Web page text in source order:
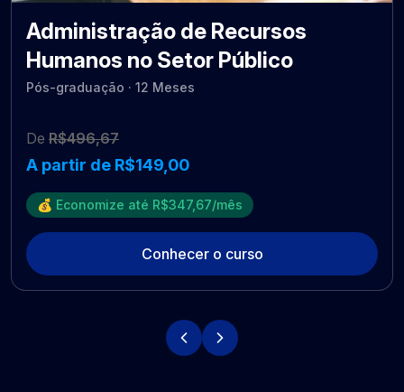
Administração de Recursos
Humanos no Setor Público
Pós-graduação · 12 Meses
De R$496,67
A partir de R$149,00
💰 Economize até R$347,67/mês
Conhecer o curso